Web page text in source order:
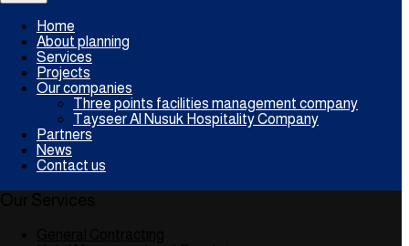
Home
About planning
Services
Projects
Our companies
Three points facilities management company
Tayseer Al Nusuk Hospitality Company
Partners
News
Contact us